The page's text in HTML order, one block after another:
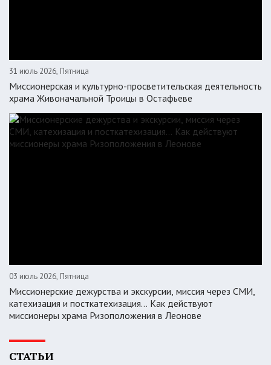
31 июль 2026, Пятница
Миссионерская и культурно-просветительская деятельность
храма Живоначальной Троицы в Остафьеве
03 июль 2026, Пятница
Миссионерские дежурства и экскурсии, миссия через СМИ,
катехизация и посткатехизация… Как действуют
миссионеры храма Ризоположения в Леонове
СТАТЬИ